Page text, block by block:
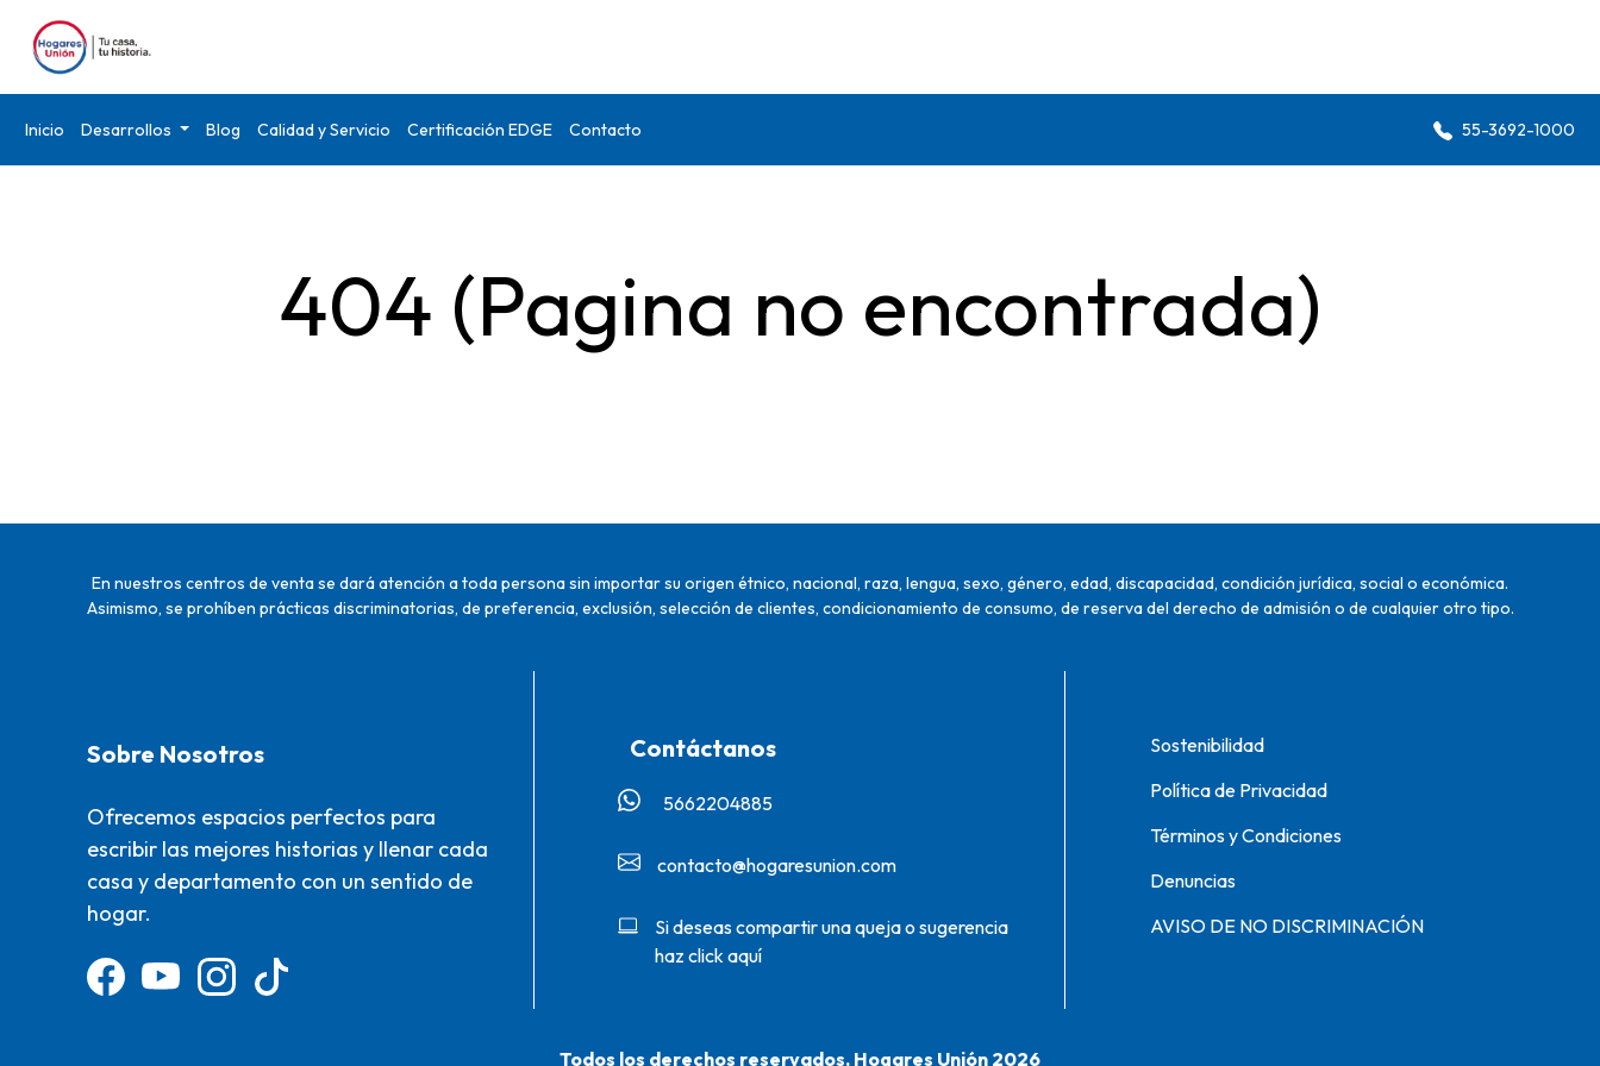
Inicio Desarrollos Blog Calidad y Servicio Certificación EDGE Contacto 55-3692-1000
404 (Pagina no encontrada)
En nuestros centros de venta se dará atención a toda persona sin importar su origen étnico, nacional, raza, lengua, sexo, género, edad, discapacidad, condición jurídica, social o económica.
Asimismo, se prohíben prácticas discriminatorias, de preferencia, exclusión, selección de clientes, condicionamiento de consumo, de reserva del derecho de admisión o de cualquier otro tipo.
Sobre Nosotros
Ofrecemos espacios perfectos para
escribir las mejores historias y llenar cada
casa y departamento con un sentido de
hogar.
Contáctanos
5662204885‬
contacto@hogaresunion.com
Si deseas compartir una queja o sugerencia
haz click aquí
Sostenibilidad
Política de Privacidad
Términos y Condiciones
Denuncias
AVISO DE NO DISCRIMINACIÓN
Todos los derechos reservados. Hogares Unión 2026